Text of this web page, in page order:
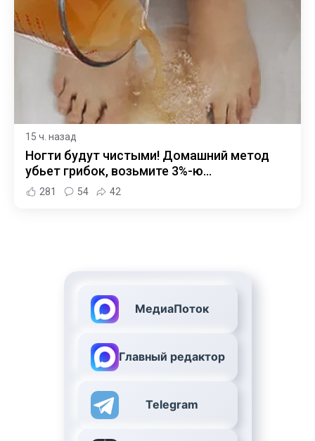
15 ч. назад
Ногти будут чистыми! Домашний метод
убьет грибок, возьмите 3%-ю…
281 54 42
МедиаПоток
Главный редактор
Telegram